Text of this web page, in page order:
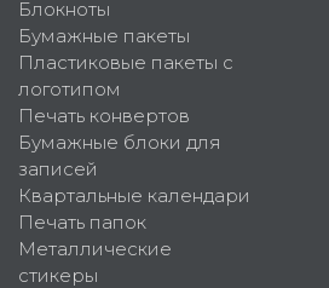
Блокноты
Бумажные пакеты
Пластиковые пакеты с
логотипом
Печать конвертов
Бумажные блоки для
записей
Квартальные календари
Печать папок
Металлические
стикеры